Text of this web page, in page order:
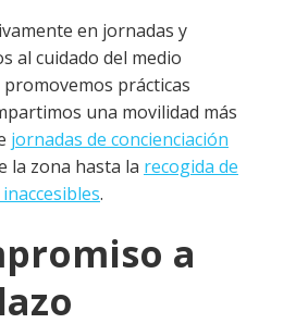
en jornadas y
al cuidado del medio
prácticas
una movilidad más
jornadas de concienciación
la zona hasta la recogida de
.
a